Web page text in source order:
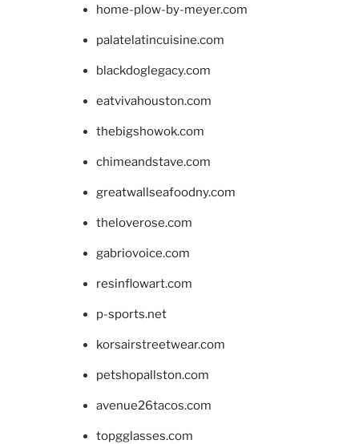
home-plow-by-meyer.com
palatelatincuisine.com
blackdoglegacy.com
eatvivahouston.com
thebigshowok.com
chimeandstave.com
greatwallseafoodny.com
theloverose.com
gabriovoice.com
resinflowart.com
p-sports.net
korsairstreetwear.com
petshopallston.com
avenue26tacos.com
topgglasses.com